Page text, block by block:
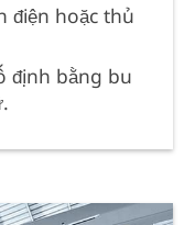
điện hoặc thủ
định bằng bu